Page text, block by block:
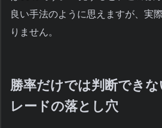
良い手法のように思えますが、実
りません。
勝率だけでは判断でき
レードの落とし穴